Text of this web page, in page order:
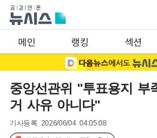
메인 랭킹 섹션
중앙선관위 "투표용지 부
거 사유 아니다"
기사등록 2026/06/04 04:05:08